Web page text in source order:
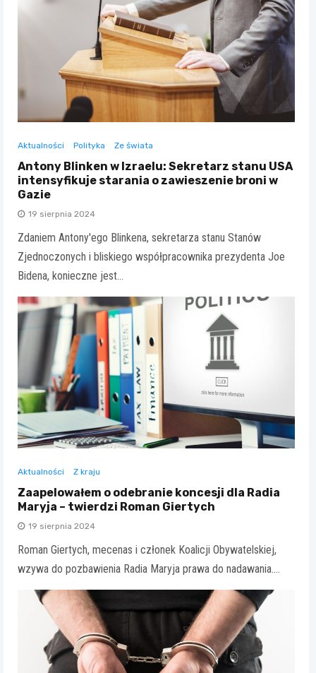
Aktualności Polityka Ze świata
Antony Blinken w Izraelu: Sekretarz stanu USA
intensyfikuje starania o zawieszenie broni w
Gazie
19 sierpnia 2024
Zdaniem Antony'ego Blinkena, sekretarza stanu Stanów
Zjednoczonych i bliskiego współpracownika prezydenta Joe
Bidena, konieczne jest…
Aktualności Z kraju
Zaapelowałem o odebranie koncesji dla Radia
Maryja – twierdzi Roman Giertych
19 sierpnia 2024
Roman Giertych, mecenas i członek Koalicji Obywatelskiej,
wzywa do pozbawienia Radia Maryja prawa do nadawania.…